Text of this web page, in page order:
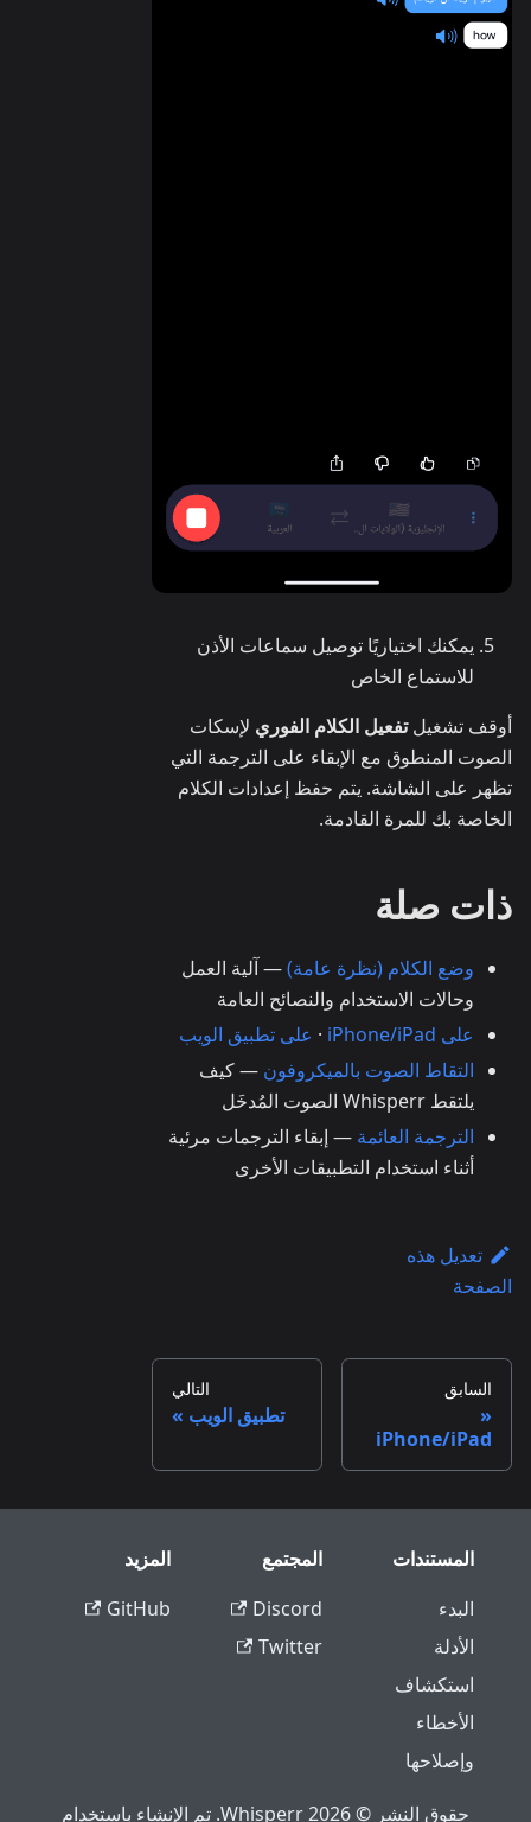
يمكنك اختياريًا توصيل سماعات الأذن
للاستماع الخاص
أوقف تشغيلتفعيل الكلام الفوري لإسكات
الصوت المنطوق مع الإبقاء على الترجمة التي
تظهر على الشاشة. يتم حفظ إعدادات الكلام
الخاصة بك للمرة القادمة.
ذات صلة
وضع الكلام (نظرة عامة)— آلية العمل
وحالات الاستخدام والنصائح العامة
على iPhone/iPad
· على تطبيق الويب
التقاط الصوت بالميكروفون — كيف
يلتقط Whisperr الصوت المُدخَل
الترجمة العائمة — إبقاء الترجمات مرئية
أثناء استخدام التطبيقات الأخرى
تعديل هذه
الصفحة
السابق
iPhone/iPad
التالي
تطبيق الويب
المستندات
البدء
الأدلة
استكشاف
الأخطاء
وإصلاحها
المجتمع
Discord
Twitter
المزيد
GitHub
حقوق النشر © 2026 Whisperr. تم الإنشاء باستخدام